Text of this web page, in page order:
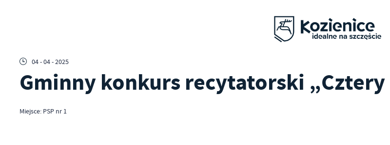
04 - 04 - 2025
Gminny konkurs recytatorski
Miejsce: PSP nr 1